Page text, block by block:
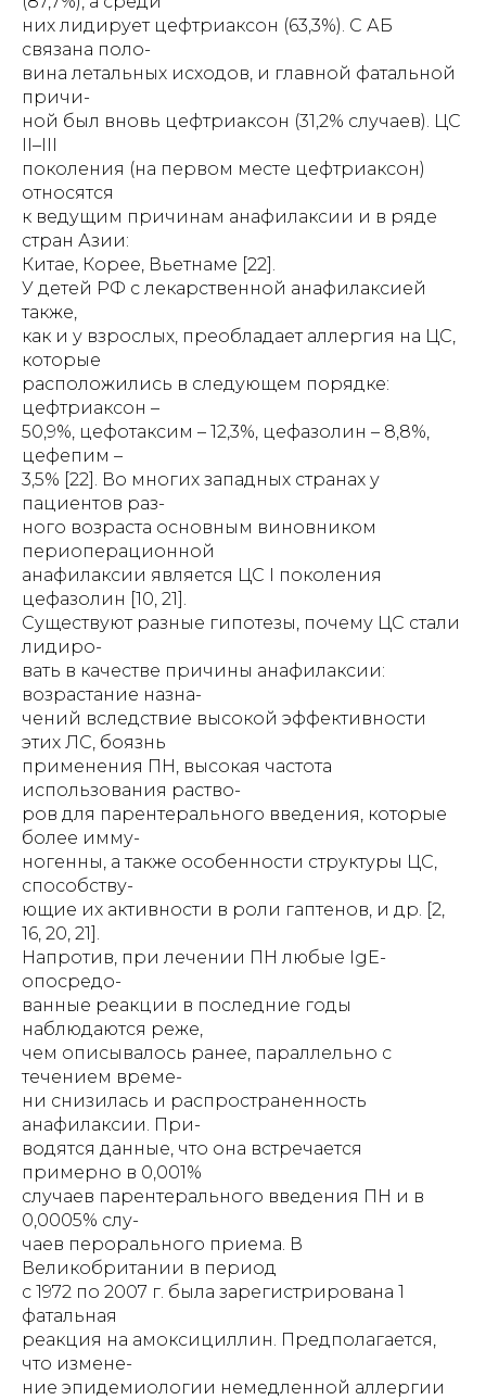
них лидирует цефтриаксон (63,3%). С АБ
связана поло-
вина летальных исходов, и главной фатальной
причи-
ной был вновь цефтриаксон (31,2% случаев). ЦС
II–III
поколения (на первом месте цефтриаксон)
относятся
к ведущим причинам анафилаксии и в ряде
стран Азии:
Китае, Корее, Вьетнаме [22].
У детей РФ с лекарственной анафилаксией
также,
как и у взрослых, преобладает аллергия на ЦС,
которые
расположились в следующем порядке:
цефтриаксон –
50,9%, цефотаксим – 12,3%, цефазолин – 8,8%,
цефепим –
3,5% [22]. Во многих западных странах у
пациентов раз-
ного возраста основным виновником
периоперационной
анафилаксии является ЦС I поколения
цефазолин [10, 21].
Существуют разные гипотезы, почему ЦС стали
лидиро-
вать в качестве причины анафилаксии:
возрастание назна-
чений вследствие высокой эффективности
этих ЛС, боязнь
применения ПН, высокая частота
использования раство-
ров для парентерального введения, которые
более имму-
ногенны, а также особенности структуры ЦС,
способству-
ющие их активности в роли гаптенов, и др. [2,
16, 20, 21].
Напротив, при лечении ПН любые IgE-
опосредо-
ванные реакции в последние годы
наблюдаются реже,
чем описывалось ранее, параллельно с
течением време-
ни снизилась и распространенность
анафилаксии. При-
водятся данные, что она встречается
примерно в 0,001%
случаев парентерального введения ПН и в
0,0005% слу-
чаев перорального приема. В
Великобритании в период
с 1972 по 2007 г. была зарегистрирована 1
фатальная
реакция на амоксициллин. Предполагается,
что измене-
ние эпидемиологии немедленной аллергии